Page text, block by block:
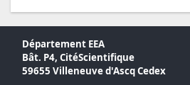
Département EEA
Bât. P4, CitéScientifique
59655 Villeneuve d'Ascq Cedex